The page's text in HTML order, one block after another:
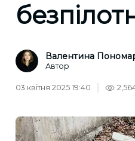
Валентина
Автор
03 квітня 2025 19:40